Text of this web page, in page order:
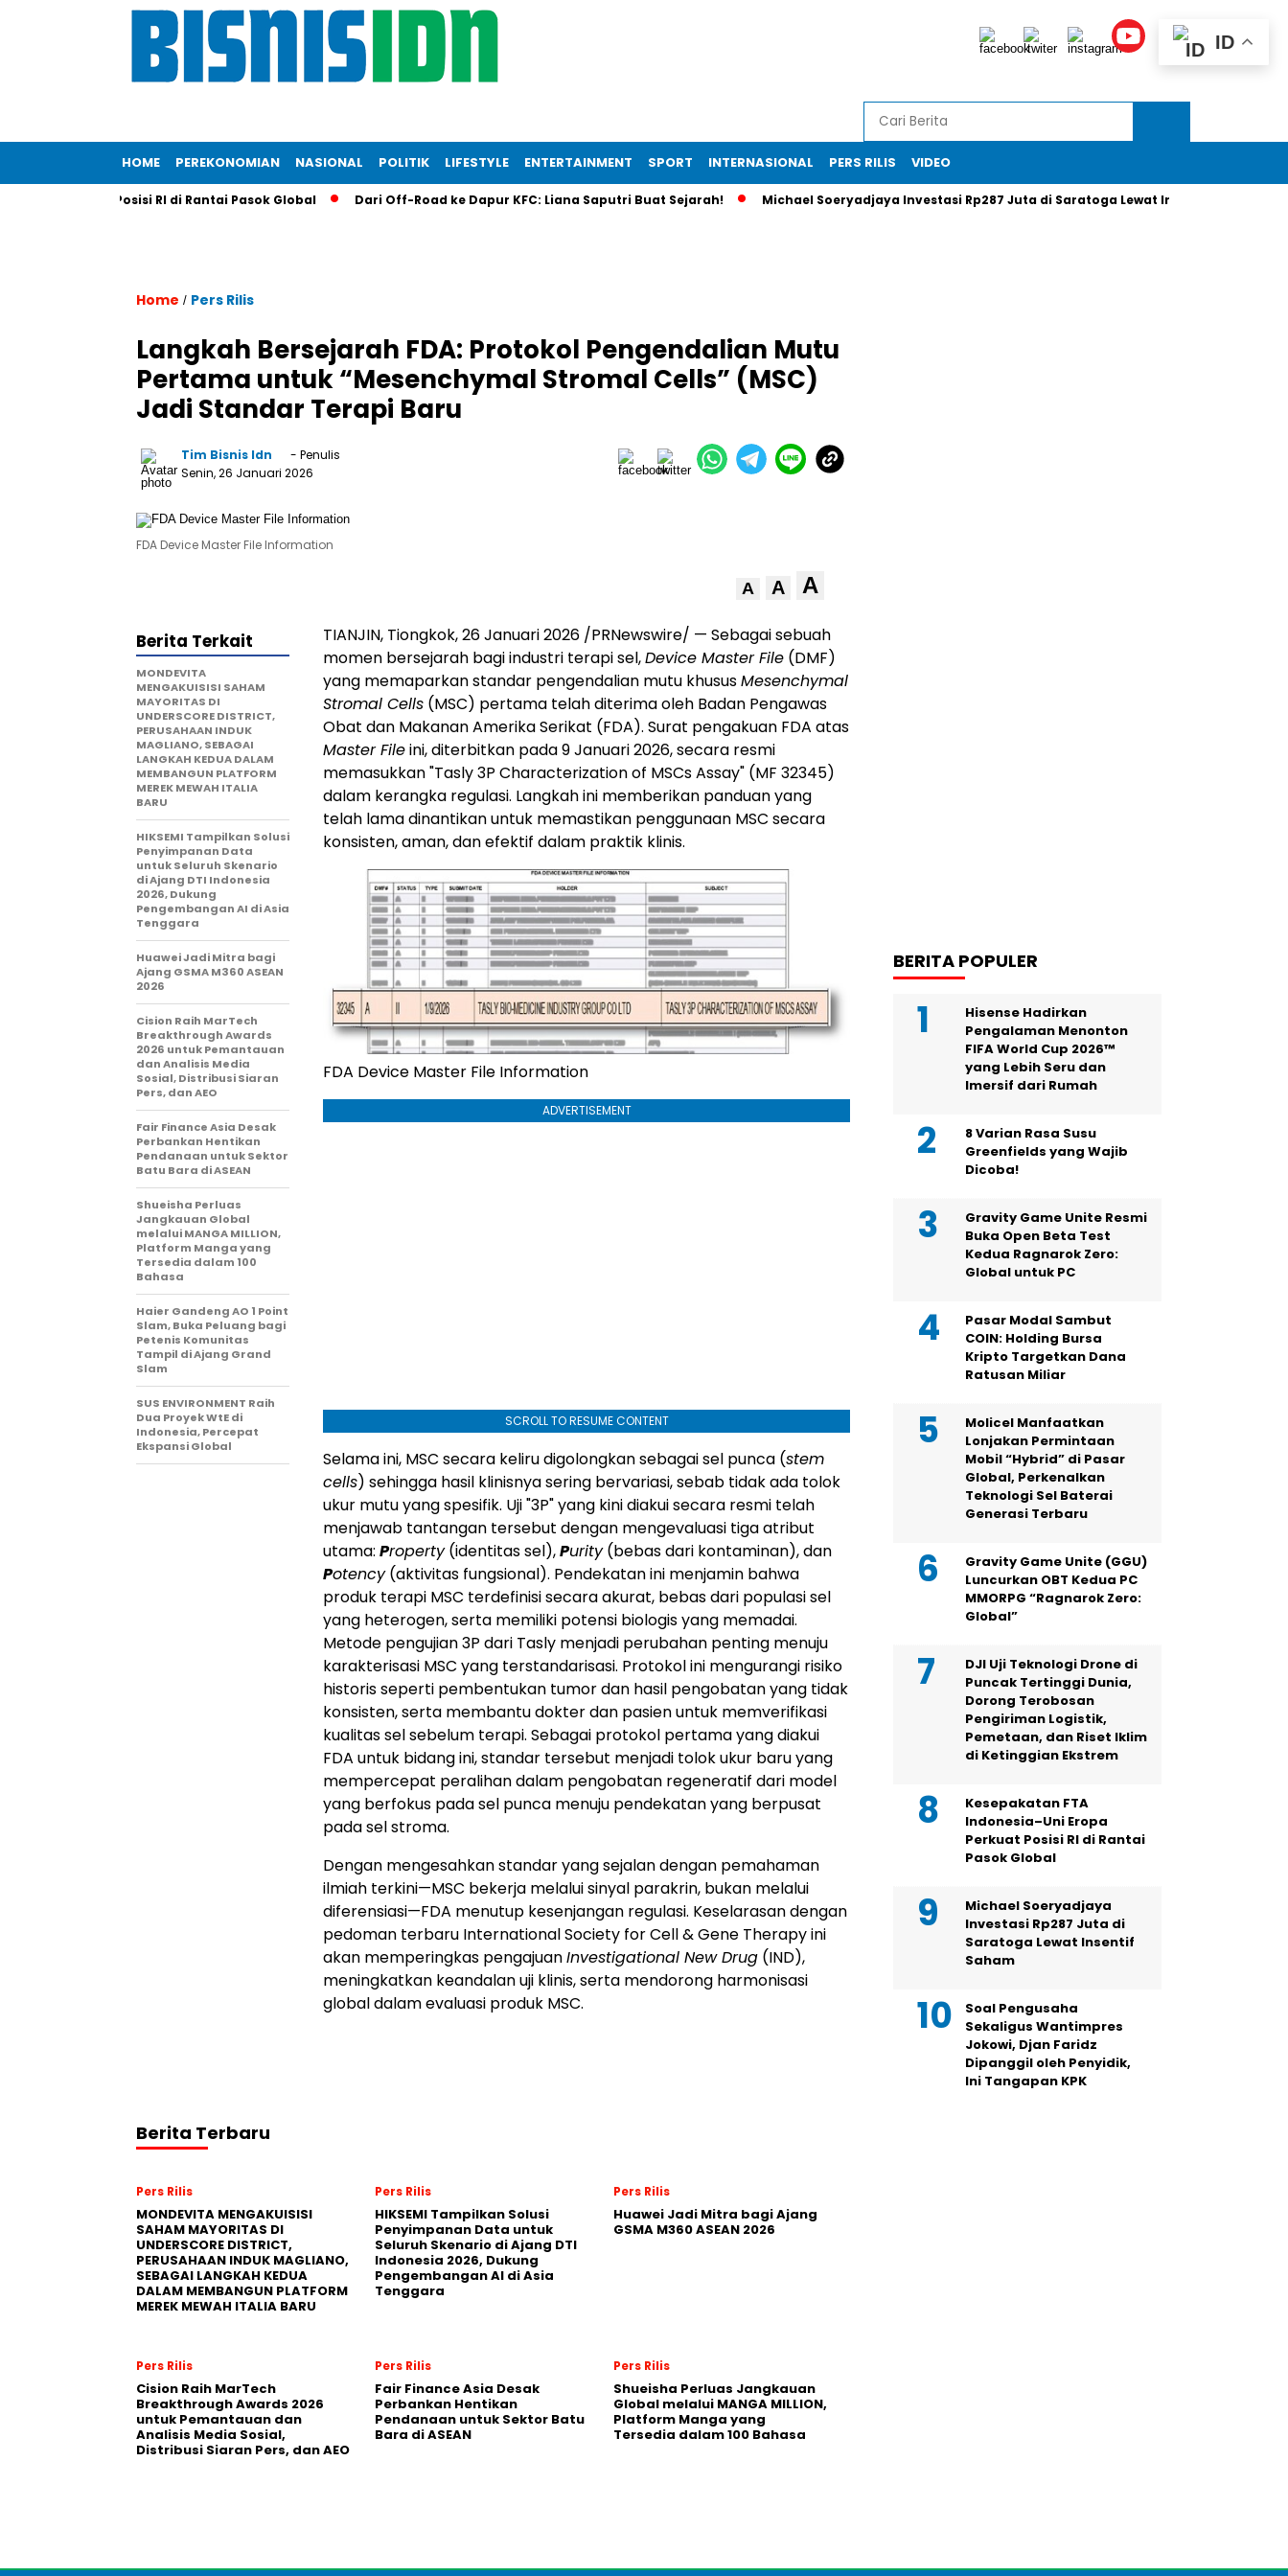
HOME PEREKONOMIAN NASIONAL POLITIK LIFESTYLE ENTERTAINMENT SPORT INTERNASIONAL PERS RILIS VIDEO
Perkuat Posisi RI di Rantai Pasok Global Dari Off-Road ke Dapur KFC: Liana Saputri Buat Sejarah! Michael Soeryadjaya Investasi Rp287 Juta di Saratoga Lewat Insentif Saham
Home / Pers Rilis
Langkah Bersejarah FDA: Protokol Pengendalian Mutu
Pertama untuk “Mesenchymal Stromal Cells” (MSC)
Jadi Standar Terapi Baru
Tim Bisnis Idn
- Penulis
Senin, 26 Januari 2026
FDA Device Master File Information
A A A
TIANJIN, Tiongkok, 26 Januari 2026 /PRNewswire/ — Sebagai sebuah
momen bersejarah bagi industri terapi sel,Device Master File (DMF)
yang memaparkan standar pengendalian mutu khususMesenchymal
Stromal Cells (MSC) pertama telah diterima oleh Badan Pengawas
Obat dan Makanan Amerika Serikat (FDA). Surat pengakuan FDA atas
Master Fileini, diterbitkan pada 9 Januari 2026, secara resmi
memasukkan "Tasly 3P Characterization of MSCs Assay" (MF 32345)
dalam kerangka regulasi. Langkah ini memberikan panduan yang
telah lama dinantikan untuk memastikan penggunaan MSC secara
konsisten, aman, dan efektif dalam praktik klinis.
FDA Device Master File Information
ADVERTISEMENT
SCROLL TO RESUME CONTENT
Selama ini, MSC secara keliru digolongkan sebagai sel punca (stem
cells) sehingga hasil klinisnya sering bervariasi, sebab tidak ada tolok
ukur mutu yang spesifik. Uji "3P" yang kini diakui secara resmi telah
menjawab tantangan tersebut dengan mengevaluasi tiga atribut
utama: Property(identitas sel),Purity(bebas dari kontaminan), dan
Potency(aktivitas fungsional). Pendekatan ini menjamin bahwa
produk terapi MSC terdefinisi secara akurat, bebas dari populasi sel
yang heterogen, serta memiliki potensi biologis yang memadai.
Metode pengujian 3P dari Tasly menjadi perubahan penting menuju
karakterisasi MSC yang terstandarisasi. Protokol ini mengurangi risiko
historis seperti pembentukan tumor dan hasil pengobatan yang tidak
konsisten, serta membantu dokter dan pasien untuk memverifikasi
kualitas sel sebelum terapi. Sebagai protokol pertama yang diakui
FDA untuk bidang ini, standar tersebut menjadi tolok ukur baru yang
mempercepat peralihan dalam pengobatan regeneratif dari model
yang berfokus pada sel punca menuju pendekatan yang berpusat
pada sel stroma.
Dengan mengesahkan standar yang sejalan dengan pemahaman
ilmiah terkini—MSC bekerja melalui sinyal parakrin, bukan melalui
diferensiasi—FDA menutup kesenjangan regulasi. Keselarasan dengan
pedoman terbaru International Society for Cell & Gene Therapy ini
akan memperingkas pengajuanInvestigational New Drug (IND),
meningkatkan keandalan uji klinis, serta mendorong harmonisasi
global dalam evaluasi produk MSC.
Berita Terkait
MONDEVITA
MENGAKUISISI SAHAM
MAYORITAS DI
UNDERSCORE DISTRICT,
PERUSAHAAN INDUK
MAGLIANO, SEBAGAI
LANGKAH KEDUA DALAM
MEMBANGUN PLATFORM
MEREK MEWAH ITALIA
BARU
HIKSEMI Tampilkan Solusi
Penyimpanan Data
untuk Seluruh Skenario
di Ajang DTI Indonesia
2026, Dukung
Pengembangan AI di Asia
Tenggara
Huawei Jadi Mitra bagi
Ajang GSMA M360 ASEAN
2026
Cision Raih MarTech
Breakthrough Awards
2026 untuk Pemantauan
dan Analisis Media
Sosial, Distribusi Siaran
Pers, dan AEO
Fair Finance Asia Desak
Perbankan Hentikan
Pendanaan untuk Sektor
Batu Bara di ASEAN
Shueisha Perluas
Jangkauan Global
melalui MANGA MILLION,
Platform Manga yang
Tersedia dalam 100
Bahasa
Haier Gandeng AO 1 Point
Slam, Buka Peluang bagi
Petenis Komunitas
Tampil di Ajang Grand
Slam
SUS ENVIRONMENT Raih
Dua Proyek WtE di
Indonesia, Percepat
Ekspansi Global
Berita Terbaru
Pers Rilis
MONDEVITA MENGAKUISISI
SAHAM MAYORITAS DI
UNDERSCORE DISTRICT,
PERUSAHAAN INDUK MAGLIANO,
SEBAGAI LANGKAH KEDUA
DALAM MEMBANGUN PLATFORM
MEREK MEWAH ITALIA BARU
Pers Rilis
HIKSEMI Tampilkan Solusi
Penyimpanan Data untuk
Seluruh Skenario di Ajang DTI
Indonesia 2026, Dukung
Pengembangan AI di Asia
Tenggara
Pers Rilis
Huawei Jadi Mitra bagi Ajang
GSMA M360 ASEAN 2026
Pers Rilis
Cision Raih MarTech
Breakthrough Awards 2026
untuk Pemantauan dan
Analisis Media Sosial,
Distribusi Siaran Pers, dan AEO
Pers Rilis
Fair Finance Asia Desak
Perbankan Hentikan
Pendanaan untuk Sektor Batu
Bara di ASEAN
Pers Rilis
Shueisha Perluas Jangkauan
Global melalui MANGA MILLION,
Platform Manga yang
Tersedia dalam 100 Bahasa
BERITA POPULER
Hisense Hadirkan
Pengalaman Menonton
FIFA World Cup 2026™
yang Lebih Seru dan
Imersif dari Rumah
8 Varian Rasa Susu
Greenfields yang Wajib
Dicoba!
Gravity Game Unite Resmi
Buka Open Beta Test
Kedua Ragnarok Zero:
Global untuk PC
Pasar Modal Sambut
COIN: Holding Bursa
Kripto Targetkan Dana
Ratusan Miliar
Molicel Manfaatkan
Lonjakan Permintaan
Mobil “Hybrid” di Pasar
Global, Perkenalkan
Teknologi Sel Baterai
Generasi Terbaru
Gravity Game Unite (GGU)
Luncurkan OBT Kedua PC
MMORPG “Ragnarok Zero:
Global”
DJI Uji Teknologi Drone di
Puncak Tertinggi Dunia,
Dorong Terobosan
Pengiriman Logistik,
Pemetaan, dan Riset Iklim
di Ketinggian Ekstrem
Kesepakatan FTA
Indonesia–Uni Eropa
Perkuat Posisi RI di Rantai
Pasok Global
Michael Soeryadjaya
Investasi Rp287 Juta di
Saratoga Lewat Insentif
Saham
Soal Pengusaha
Sekaligus Wantimpres
Jokowi, Djan Faridz
Dipanggil oleh Penyidik,
Ini Tangapan KPK
ID